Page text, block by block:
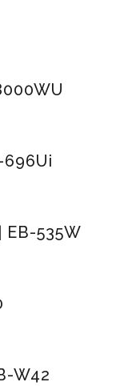
696Ui
EB-535W
W42